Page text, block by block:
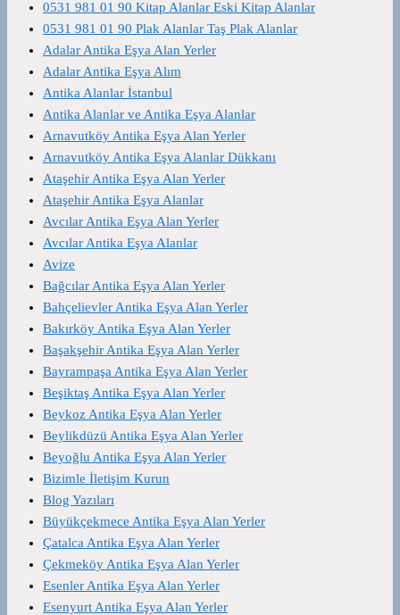
0531 981 01 90 Kitap Alanlar Eski Kitap Alanlar
0531 981 01 90 Plak Alanlar Taş Plak Alanlar
Adalar Antika Eşya Alan Yerler
Adalar Antika Eşya Alım
Antika Alanlar İstanbul
Antika Alanlar ve Antika Eşya Alanlar
Arnavutköy Antika Eşya Alan Yerler
Arnavutköy Antika Eşya Alanlar Dükkanı
Ataşehir Antika Eşya Alan Yerler
Ataşehir Antika Eşya Alanlar
Avcılar Antika Eşya Alan Yerler
Avcılar Antika Eşya Alanlar
Avize
Bağcılar Antika Eşya Alan Yerler
Bahçelievler Antika Eşya Alan Yerler
Bakırköy Antika Eşya Alan Yerler
Başakşehir Antika Eşya Alan Yerler
Bayrampaşa Antika Eşya Alan Yerler
Beşiktaş Antika Eşya Alan Yerler
Beykoz Antika Eşya Alan Yerler
Beylikdüzü Antika Eşya Alan Yerler
Beyoğlu Antika Eşya Alan Yerler
Bizimle İletişim Kurun
Blog Yazıları
Büyükçekmece Antika Eşya Alan Yerler
Çatalca Antika Eşya Alan Yerler
Çekmeköy Antika Eşya Alan Yerler
Esenler Antika Eşya Alan Yerler
Esenyurt Antika Eşya Alan Yerler